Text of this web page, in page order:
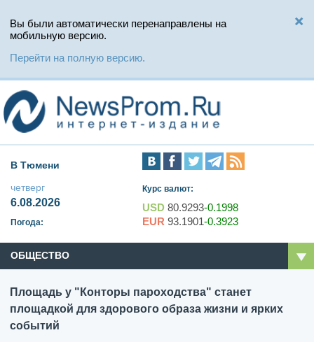
Вы были автоматически перенаправлены на
мобильную версию.
Перейти на полную версию.
В Тюмени
четверг
6.08.2026
Погода:
Курс валют:
USD 80.9293-0.1998
EUR 93.1901-0.3923
ОБЩЕСТВО
Площадь у "Конторы пароходства" станет
площадкой для здорового образа жизни и ярких
событий